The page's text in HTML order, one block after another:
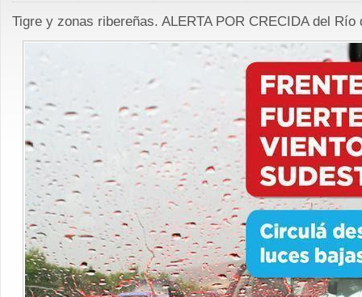
Tigre y zonas ribereñas. ALERTA POR CRECIDA del Río